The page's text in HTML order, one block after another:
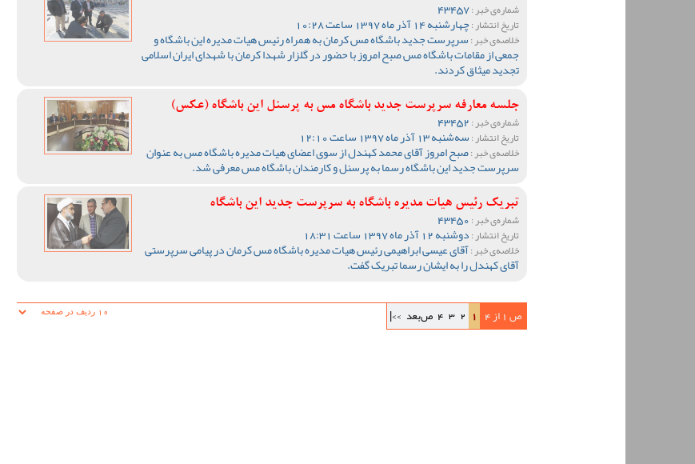
شماره‌ی خبر :43457
تاریخ انتشار :چهارشنبه 14 آذر ماه 1397 ساعت 10:28
خلاصه‌ی خبر :سرپرست جدید باشگاه مس کرمان به همراه رئیس هیات مدیره این باشگاه و
جمعی از مقامات باشگاه مس صبح امروز با حضور در گلزار شهدا کرمان با شهدای ایران اسلامی
تجدید میثاق کردند.
جلسه معارفه سرپرست جدید باشگاه مس به پرسنل این باشگاه (عکس)
شماره‌ی خبر :
تاریخ انتشار :سه‌شنبه 13 آذر ماه 1397 ساعت 12:10
خلاصه‌ی خبر :صبح امروز آقای محمد کهندل از سوی اعضای هیات مدیره باشگاه مس به عنوان
سرپرست جدید این باشگاه رسما به پرسنل و کارمندان باشگاه مس معرفی شد.
تبریک رئیس هیات مدیره باشگاه به سرپرست جدید این باشگاه
شماره‌ی خبر :
تاریخ انتشار :دوشنبه 12 آذر ماه 1397 ساعت 18:31
خلاصه‌ی خبر :آقای عیسی ابراهیمی رئیس هیات مدیره باشگاه مس کرمان در پیامی سرپرستی
آقای کهندل را به ایشان رسما تبریک گفت.
ص 1 از 4 1
2
3
4 ص‌بعد >>|